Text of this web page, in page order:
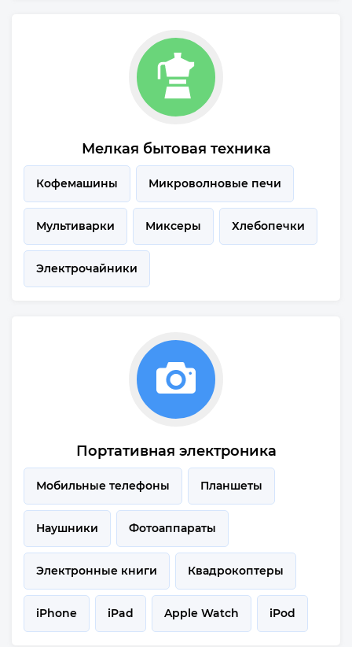
Мелкая бытовая техника
Кофемашины Микроволновые печи
Мультиварки Миксеры Хлебопечки
Электрочайники
Портативная электроника
Мобильные телефоны Планшеты
Наушники Фотоаппараты
Электронные книги Квадрокоптеры
iPhone iPad Apple Watch iPod